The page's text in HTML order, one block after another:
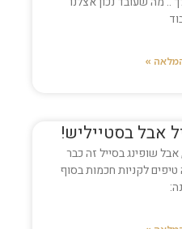
»
אבל בסטייליש!
שופינג בסייל זה כבר
לקניות חכמות בסוף